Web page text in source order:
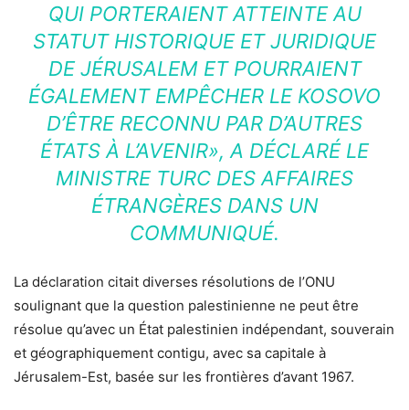
QUI PORTERAIENT ATTEINTE AU
STATUT HISTORIQUE ET JURIDIQUE
DE JÉRUSALEM ET POURRAIENT
ÉGALEMENT EMPÊCHER LE KOSOVO
D’ÊTRE RECONNU PAR D’AUTRES
ÉTATS À L’AVENIR», A DÉCLARÉ LE
MINISTRE TURC DES AFFAIRES
ÉTRANGÈRES DANS UN
COMMUNIQUÉ.
La déclaration citait diverses résolutions de l’ONU
soulignant que la question palestinienne ne peut être
résolue qu’avec un État palestinien indépendant, souverain
et géographiquement contigu, avec sa capitale à
Jérusalem-Est, basée sur les frontières d’avant 1967.